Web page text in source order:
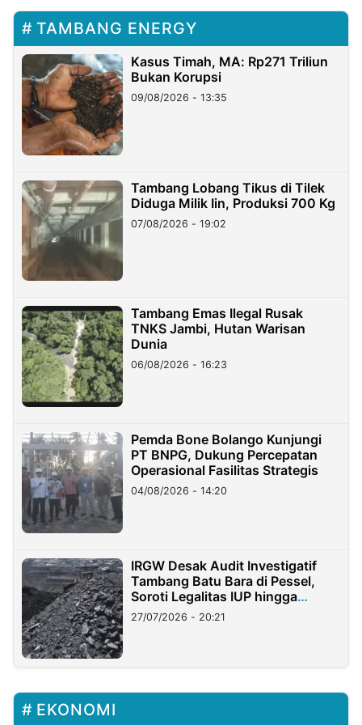
TAMBANG ENERGY
Kasus Timah, MA: Rp271 Triliun
Bukan Korupsi
09/08/2026 - 13:35
Tambang Lobang Tikus di Tilek
Diduga Milik Iin, Produksi 700 Kg
07/08/2026 - 19:02
Tambang Emas Ilegal Rusak
TNKS Jambi, Hutan Warisan
Dunia
06/08/2026 - 16:23
Pemda Bone Bolango Kunjungi
PT BNPG, Dukung Percepatan
Operasional Fasilitas Strategis
04/08/2026 - 14:20
IRGW Desak Audit Investigatif
Tambang Batu Bara di Pessel,
Soroti Legalitas IUP hingga
Stockpile
27/07/2026 - 20:21
EKONOMI